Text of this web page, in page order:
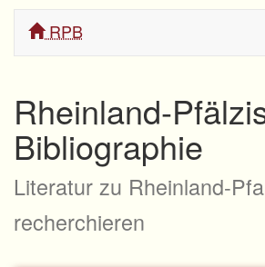
RPB
Rheinland-
Bibliographie
Literatur zu Rheinland-
recherchieren